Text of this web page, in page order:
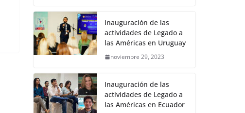
Inauguración de las
actividades de Legado a
las Américas en Uruguay
noviembre 29, 2023
Inauguración de las
actividades de Legado a
las Américas en Ecuador